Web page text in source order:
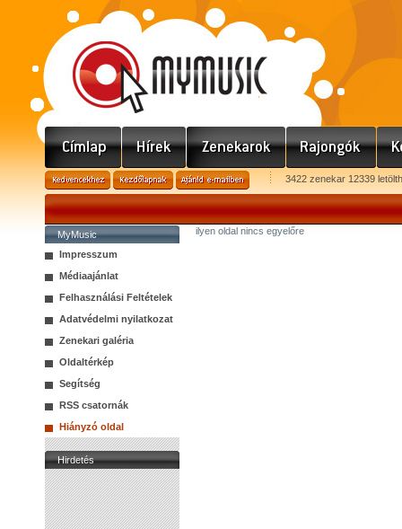
3422 zenekar 12339
MyMusic
Impresszum
Médiaajánlat
Felhasználási Feltételek
Adatvédelmi nyilatkozat
Zenekari galéria
Oldaltérkép
Segítség
RSS csatornák
Hiányzó oldal
Hirdetés
ilyen oldal nincs egyelőre